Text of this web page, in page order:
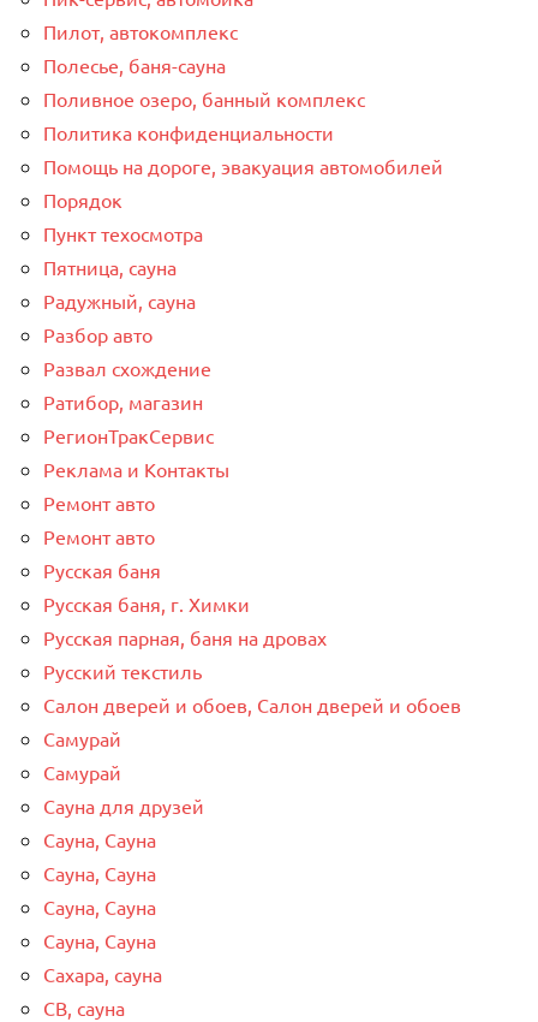
Пилот, автокомплекс
Полесье, баня-сауна
Поливное озеро, банный комплекс
Политика конфиденциальности
Помощь на дороге, эвакуация автомобилей
Порядок
Пункт техосмотра
Пятница, сауна
Радужный, сауна
Разбор авто
Развал схождение
Ратибор, магазин
РегионТракСервис
Реклама и Контакты
Ремонт авто
Ремонт авто
Русская баня
Русская баня, г. Химки
Русская парная, баня на дровах
Русский текстиль
Салон дверей и обоев, Салон дверей и обоев
Самурай
Самурай
Сауна для друзей
Сауна, Сауна
Сауна, Сауна
Сауна, Сауна
Сауна, Сауна
Сахара, сауна
СВ, сауна